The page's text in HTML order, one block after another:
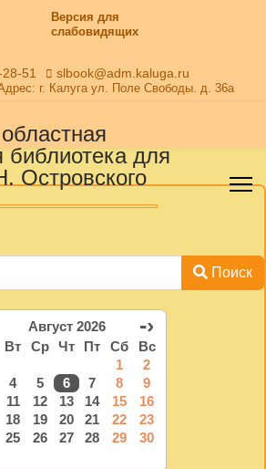
Версия для
слабовидящих
51 slbook@adm.kaluga.ru
г. Калуга ул. Поле Свободы. д. 36а
Поиск
Август 2026 -›
Вт Ср Чт Пт Сб
Вс
1
2
4 5 6 7 8
9
11 12 13 14 15
16
18 19 20 21 22
23
25 26 27 28 29
30